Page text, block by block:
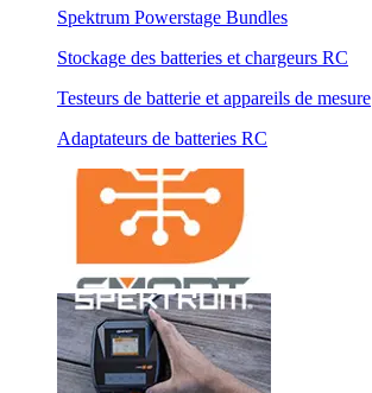
Spektrum Powerstage Bundles
Stockage des batteries et chargeurs RC
Testeurs de batterie et appareils de mesure
Adaptateurs de batteries RC